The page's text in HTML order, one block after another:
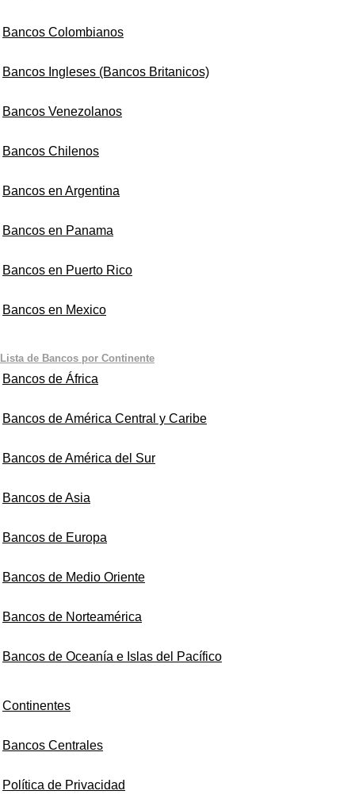
Bancos Colombianos
Bancos Ingleses (Bancos Britanicos)
Bancos Venezolanos
Bancos Chilenos
Bancos en Argentina
Bancos en Panama
Bancos en Puerto Rico
Bancos en Mexico
Lista de Bancos por Continente
Bancos de África
Bancos de América Central y Caribe
Bancos de América del Sur
Bancos de Asia
Bancos de Europa
Bancos de Medio Oriente
Bancos de Norteamérica
Bancos de Oceanía e Islas del Pacífico
Continentes
Bancos Centrales
Política de Privacidad